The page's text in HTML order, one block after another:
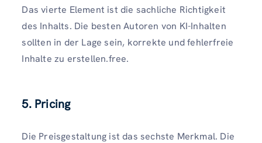
Das vierte Element ist die sachliche Richtigkeit
des Inhalts. Die besten Autoren von KI-Inhalten
sollten in der Lage sein, korrekte und fehlerfreie
Inhalte zu erstellen.free.
5. Pricing
Die Preisgestaltung ist das sechste Merkmal. Die